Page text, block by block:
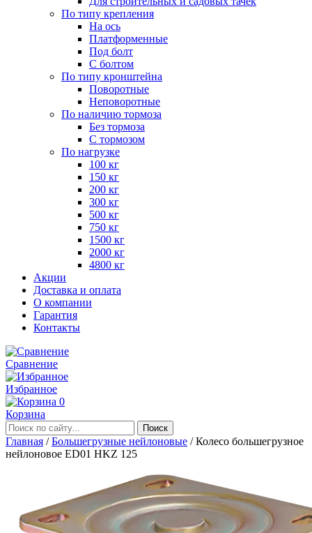
По типу крепления
На ось
Платформенные
Под болт
С болтом
По типу кронштейна
Поворотные
Неповоротные
По наличию тормоза
Без тормоза
С тормозом
По нагрузке
100 кг
150 кг
200 кг
300 кг
500 кг
750 кг
1500 кг
2000 кг
4800 кг
Акции
Доставка и оплата
О компании
Гарантия
Контакты
Сравнение
Избранное
0
Корзина
Главная /Большегрузные нейлоновые /Колесо большегрузное
нейлоновое ED01 HKZ 125